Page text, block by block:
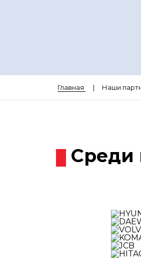
Главная Наши
Среди